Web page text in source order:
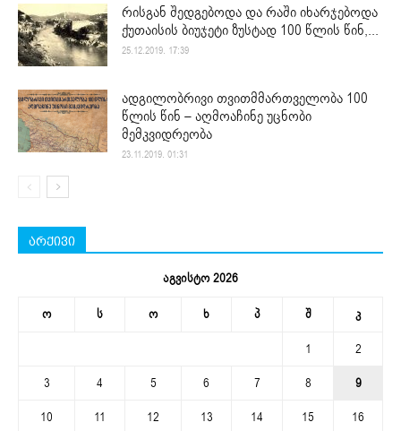
რისგან შედგებოდა და რაში იხარჯებოდა
ქუთაისის ბიუჯეტი ზუსტად 100 წლის წინ,...
25.12.2019. 17:39
ადგილობრივი თვითმმართველობა 100
წლის წინ – აღმოაჩინე უცნობი
მემკვიდრეობა
23.11.2019. 01:31
არქივი
აგვისტო 2026
ო ს ო ხ პ შ კ
1
2
3
4 5 6 7 8
9
10
11 12 13 14 15
16